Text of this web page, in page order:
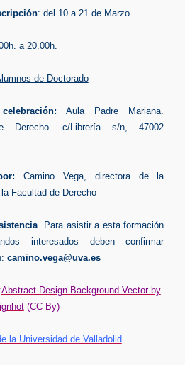
: del 10 a 21 de Marzo
a 20.00h.
de Doctorado
Aula Padre Mariana.
Derecho. c/Librería s/n, 47002
Camino Vega, directora de la
Facultad de Derecho
. Para asistir a esta formación
interesados deben confirmar
camino.vega@uva.es
Abstract Design Background Vector by
(CC By)
la Universidad de Valladolid